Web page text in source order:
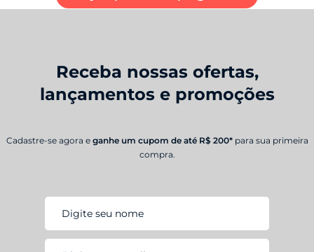
Receba nossas ofertas,
lançamentos e promoções
Cadastre-se agora e ganhe um cupom de até R$ 200* para sua primeira
compra.